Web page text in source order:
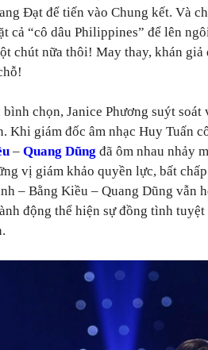
Đạt để tiến vào Chung kết. Và
cả “cô dâu Philippines” để lên
chút nữa thôi! May thay, khán
chọn, Janice Phương suýt soát
Khi giám đốc âm nhạc Huy Tuấn
– Quang Dũng đã ôm nhau nhảy
vị giám khảo quyền lực, bất
– Bằng Kiều – Quang Dũng vẫn
động thể hiện sự đồng tình